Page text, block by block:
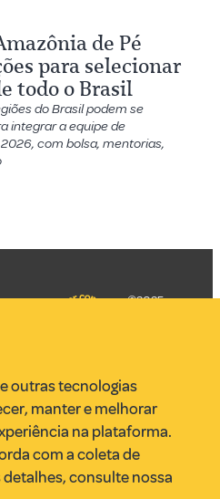
de Pé
para selecionar
todo o Brasil
do Brasil podem se
integrar a equipe de
com bolsa, mentorias,
©2025
outras tecnologias
manter e melhorar
na plataforma.
com a coleta de
consulte nossa